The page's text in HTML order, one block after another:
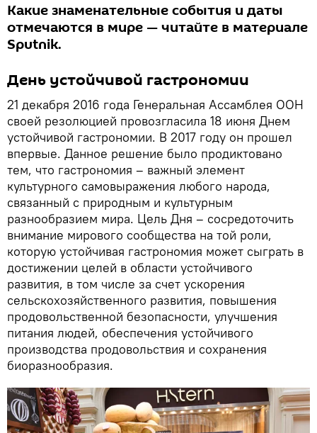
Какие знаменательные события и даты
отмечаются в мире — читайте в материале
Sputnik.
День устойчивой гастрономии
21 декабря 2016 года Генеральная Ассамблея ООН
своей резолюцией провозгласила 18 июня Днем
устойчивой гастрономии. В 2017 году он прошел
впервые. Данное решение было продиктовано
тем, что гастрономия – важный элемент
культурного самовыражения любого народа,
связанный с природным и культурным
разнообразием мира. Цель Дня – сосредоточить
внимание мирового сообщества на той роли,
которую устойчивая гастрономия может сыграть в
достижении целей в области устойчивого
развития, в том числе за счет ускорения
сельскохозяйственного развития, повышения
продовольственной безопасности, улучшения
питания людей, обеспечения устойчивого
производства продовольствия и сохранения
биоразнообразия.